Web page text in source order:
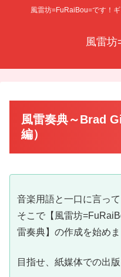
風雷坊=FuRaiBou=です！
風雷坊
風雷奏典～Brad
編）
音楽用語と一口に言っ
そこで【風雷坊
雷奏典】の作成を始めま
目指せ、紙媒体での出版